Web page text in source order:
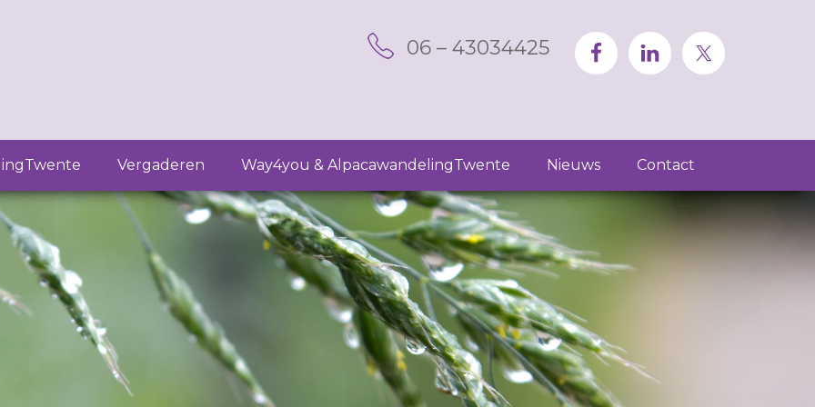
06 – 43034425
Vergaderen Way4you & AlpacawandelingTwente Nieuws Contact